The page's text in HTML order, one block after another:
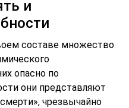
и
составе множество
опасно по
они представляют
чрезвычайно